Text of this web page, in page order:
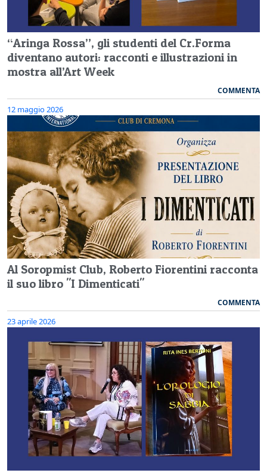
“Aringa Rossa”, gli studenti del Cr.Forma
diventano autori: racconti e illustrazioni in
mostra all’Art Week
COMMENTA
12 maggio 2026
Al Soropmist Club, Roberto Fiorentini racconta
il suo libro "I Dimenticati"
COMMENTA
23 aprile 2026